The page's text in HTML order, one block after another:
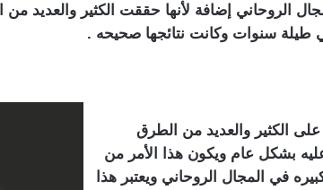
إضافة لأنها حققت الكثير والعديد من
طيلة سنوات وكانت نتائجها صحيحه .
الكثير والعديد من الطرق
بشكل عام ويكون هذا الأمر من
في المجال الروحاني ويعتبر هذا